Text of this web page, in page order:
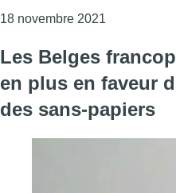
18 novembre 2021
Les Belges
en plus en faveur
des sans-papiers